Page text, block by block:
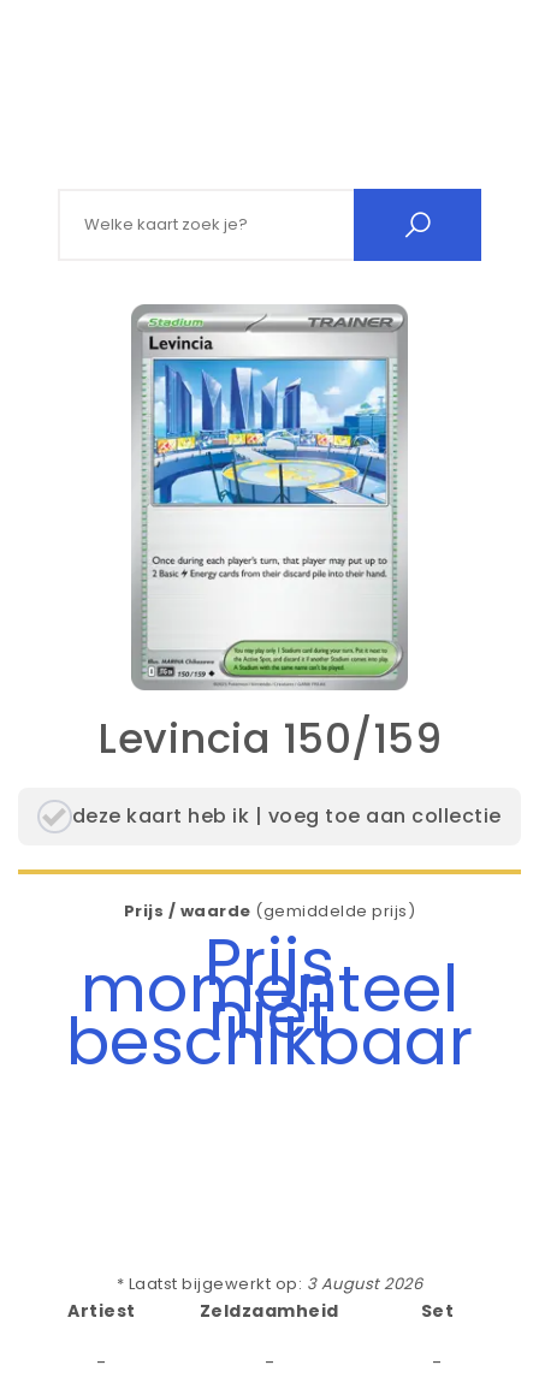
Levincia 150/159
deze kaart heb ik | voeg toe aan collectie
Prijs / waarde (gemiddelde prijs)
Prijs
momenteel
niet
beschikbaar
* Laatst bijgewerkt op: 3 August 2026
Artiest
-
Zeldzaamheid
-
Set
-